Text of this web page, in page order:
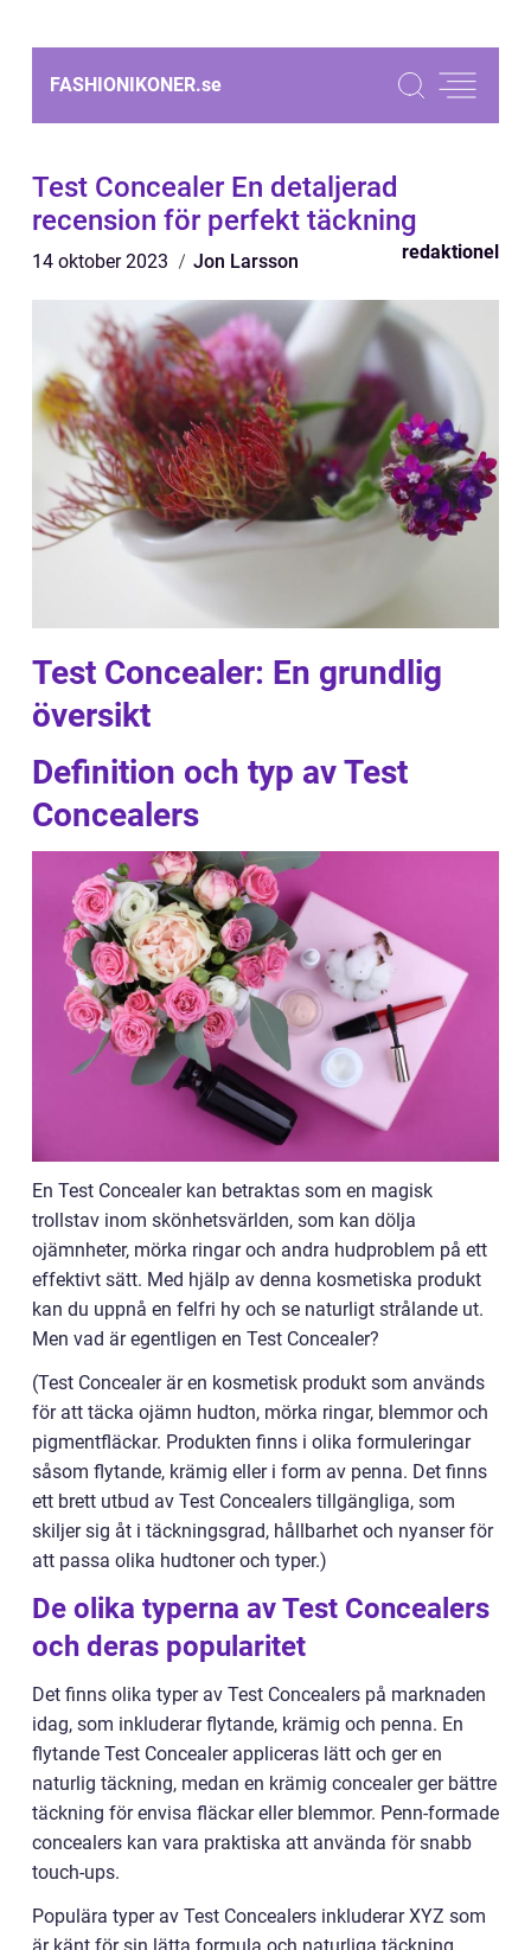
FASHIONIKONER.se
Test Concealer En detaljerad
recension för perfekt täckning
14 oktober 2023 Jon Larsson redaktionel
Test Concealer: En grundlig
översikt
Definition och typ av Test
Concealers
En Test Concealer kan betraktas som en magisk
trollstav inom skönhetsvärlden, som kan dölja
ojämnheter, mörka ringar och andra hudproblem på ett
effektivt sätt. Med hjälp av denna kosmetiska produkt
kan du uppnå en felfri hy och se naturligt strålande ut.
Men vad är egentligen en Test Concealer?
(Test Concealer är en kosmetisk produkt som används
för att täcka ojämn hudton, mörka ringar, blemmor och
pigmentfläckar. Produkten finns i olika formuleringar
såsom flytande, krämig eller i form av penna. Det finns
ett brett utbud av Test Concealers tillgängliga, som
skiljer sig åt i täckningsgrad, hållbarhet och nyanser för
att passa olika hudtoner och typer.)
De olika typerna av Test Concealers
och deras popularitet
Det finns olika typer av Test Concealers på marknaden
idag, som inkluderar flytande, krämig och penna. En
flytande Test Concealer appliceras lätt och ger en
naturlig täckning, medan en krämig concealer ger bättre
täckning för envisa fläckar eller blemmor. Penn-formade
concealers kan vara praktiska att använda för snabb
touch-ups.
Populära typer av Test Concealers inkluderar XYZ som